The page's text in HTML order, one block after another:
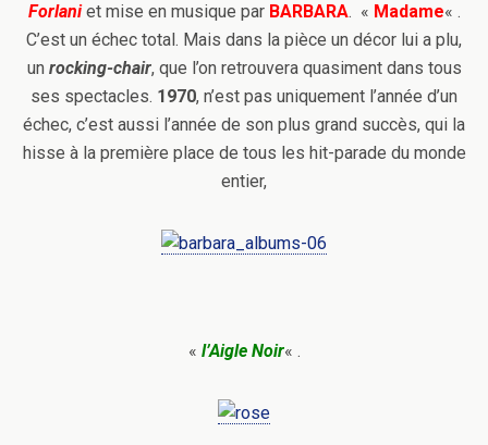
Forlani et mise en musique par BARBARA. « Madame« .
C’est un échec total. Mais dans la pièce un décor lui a plu,
un rocking-chair, que l’on retrouvera quasiment dans tous
ses spectacles. 1970, n’est pas uniquement l’année d’un
échec, c’est aussi l’année de son plus grand succès, qui la
hisse à la première place de tous les hit-parade du monde
entier,
« l’Aigle Noir« .